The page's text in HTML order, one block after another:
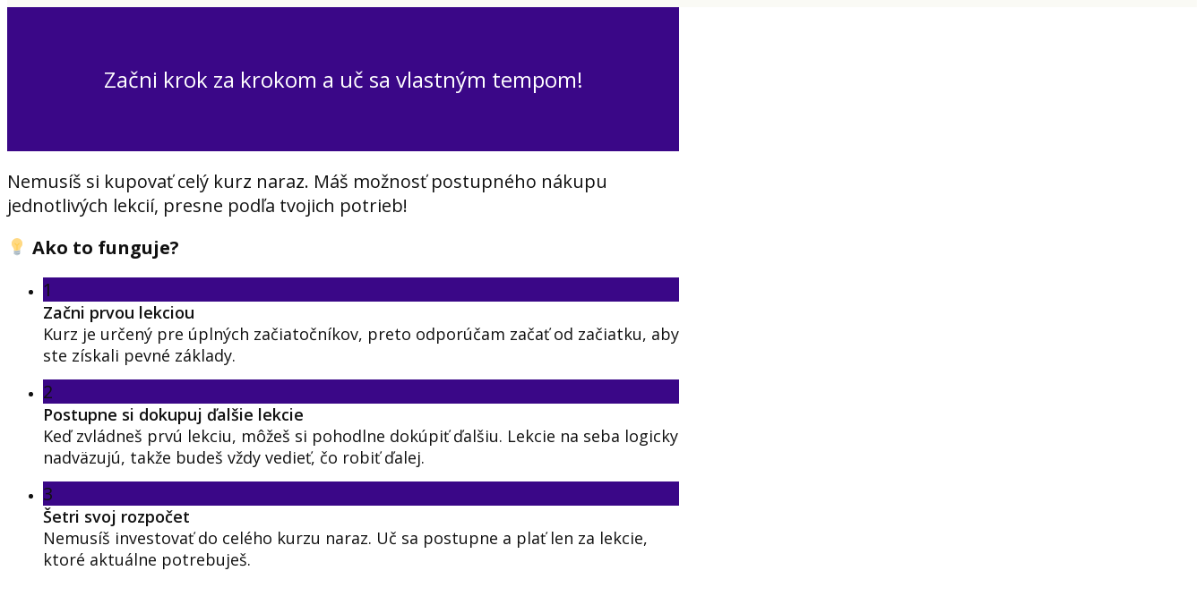
Začni krok za krokom a uč sa vlastným tempom!
Nemusíš si kupovať celý kurz naraz. Máš možnosť postupného nákupu
jednotlivých lekcií, presne podľa tvojich potrieb!
Ako to funguje?
1
Začni prvou lekciou
Kurz je určený pre úplných začiatočníkov, preto odporúčam začať od začiatku, aby
ste získali pevné základy.
2
Postupne si dokupuj ďalšie lekcie
Keď zvládneš prvú lekciu, môžeš si pohodlne dokúpiť ďalšiu. Lekcie na seba logicky
nadväzujú, takže budeš vždy vedieť, čo robiť ďalej.
3
Šetri svoj rozpočet
Nemusíš investovať do celého kurzu naraz. Uč sa postupne a plať len za lekcie,
ktoré aktuálne potrebuješ.